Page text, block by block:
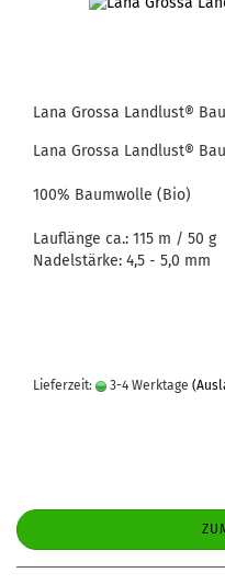
Lana Grossa Landlust®
Lana Grossa Landlust®
100% Baumwolle (Bio)
Lauflänge ca.: 115 m / 50 g
Nadelstärke: 4,5 - 5,0 mm
Lieferzeit: 3-4 Werktage